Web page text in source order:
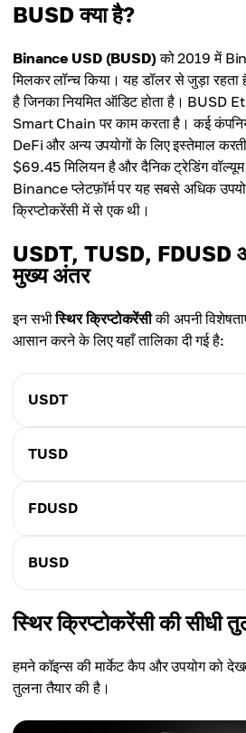
BUSD क्या है?
Binance USD (BUSD)को 2019 में
मिलकर लॉन्च किया। यह डॉलर से जुड़ा रहता
है जिनका नियमित ऑडिट होता है।
Smart Chain पर काम करता है। कई
DeFi और अन्य उपयोगों के लिए इस्तेमाल
$69.45 मिलियन है और दैनिक ट्रेडिंग
Binance प्लेटफ़ॉर्म पर यह सबसे अधिक
क्रिप्टोकरेंसी में से एक थी।
USDT, TUSD, FDUSD
मुख्य अंतर
इन सभीस्थिर क्रिप्टोकरेंसीकी अपनी
आसान करने के लिए यहाँ तालिका दी गई है:
USDT
जारीकर्ता
रिज़र्व समर्थन
$118 बिलियन
विवादित, आंशिक ऑडिट
उपयोग
TUSD
जारीकर्ता
रिज़र्व समर्थन
बाज़ार पूँजीकरण
$495 मिलियन
FDUSD
जारीकर्ता
रिज़र्व समर्थन
बाज़ार पूँजीकरण
BUSD
जारीकर्ता
Binance और Paxos
रिज़र्व समर्थन
अमेरिकी डॉलर
स्थिर क्रिप्टोकरेंसी की सीधी
हमने कॉइन्स की मार्केट कैप और उपयोग को
तुलना तैयार की है।